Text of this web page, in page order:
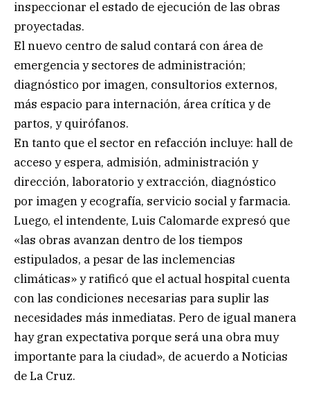
inspeccionar el estado de ejecución de las obras
proyectadas.
El nuevo centro de salud contará con área de
emergencia y sectores de administración;
diagnóstico por imagen, consultorios externos,
más espacio para internación, área crítica y de
partos, y quirófanos.
En tanto que el sector en refacción incluye: hall de
acceso y espera, admisión, administración y
dirección, laboratorio y extracción, diagnóstico
por imagen y ecografía, servicio social y farmacia.
Luego, el intendente, Luis Calomarde expresó que
«las obras avanzan dentro de los tiempos
estipulados, a pesar de las inclemencias
climáticas» y ratificó que el actual hospital cuenta
con las condiciones necesarias para suplir las
necesidades más inmediatas. Pero de igual manera
hay gran expectativa porque será una obra muy
importante para la ciudad», de acuerdo a Noticias
de La Cruz.